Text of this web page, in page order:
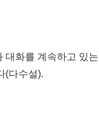
화를 계속하고 있
(다수설).